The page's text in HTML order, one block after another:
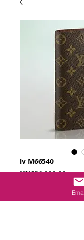
lv M66540
HK$20,000.00Price
Add